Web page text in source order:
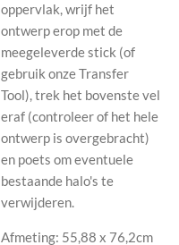
oppervlak, wrijf het
ontwerp erop met de
meegeleverde stick (of
gebruik onze Transfer
Tool), trek het bovenste vel
eraf (controleer of het hele
ontwerp is overgebracht)
en poets om eventuele
bestaande halo's te
verwijderen.
Afmeting: 55,88 x 76,2cm